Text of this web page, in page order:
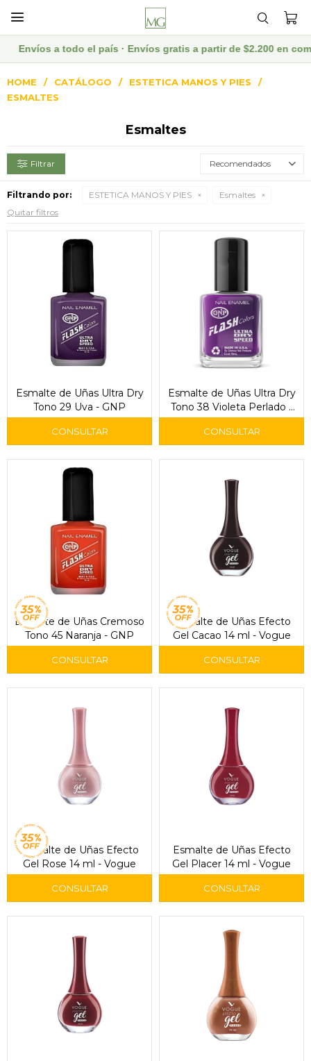

a todo el país · Envíos gratis a partir de $2.200 en compras
HOME CATÁLOGO
ESTETICA MANOS Y PIES
ESMALTES
Esmaltes
Recomendados
Filtrando por: ESTETICA MANOS Y PIES
Esmaltes
Quitar filtros
Esmalte de Uñas Ultra Dry
Tono 29 Uva - GNP
Esmalte de Uñas Ultra Dry
Tono 38 Violeta Perlado -
GNP
Esmalte de Uñas Cremoso
Tono 45 Naranja - GNP
Esmalte de Uñas Efecto
Gel Cacao 14 ml - Vogue
Esmalte de Uñas Efecto
Gel Rose 14 ml - Vogue
Esmalte de Uñas Efecto
Gel Placer 14 ml - Vogue